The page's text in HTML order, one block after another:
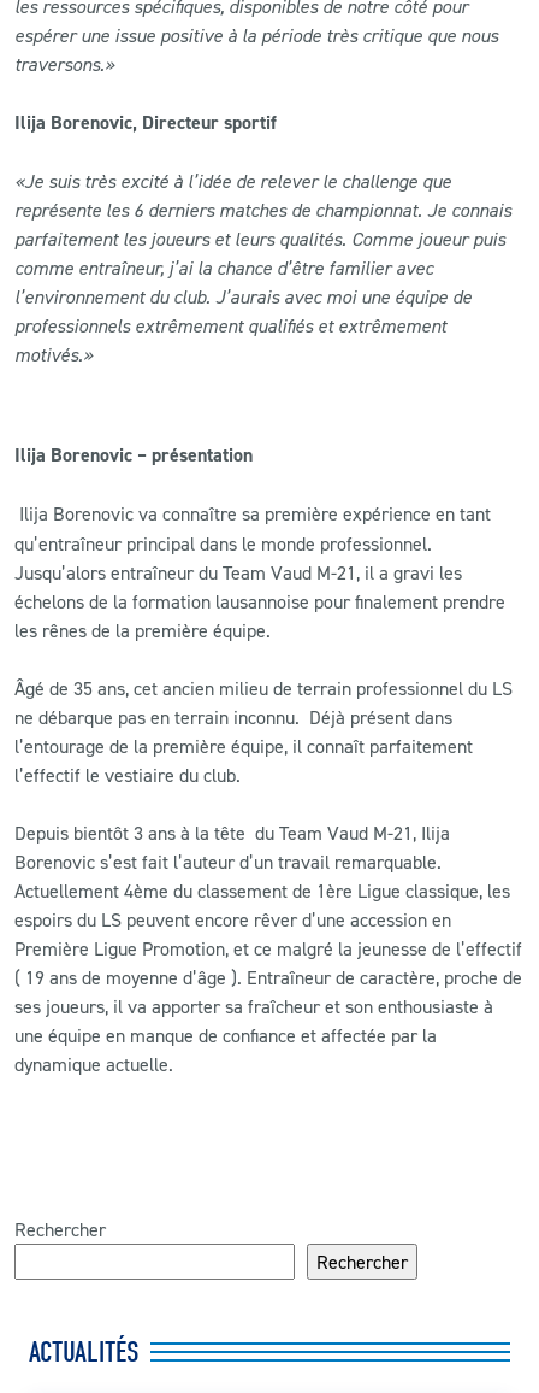
les ressources spécifiques, disponibles de notre côté pour
espérer une issue positive à la période très critique que nous
traversons.»
Ilija Borenovic, Directeur sportif
«Je suis très excité à l’idée de relever le challenge que
représente les 6 derniers matches de championnat. Je connais
parfaitement les joueurs et leurs qualités. Comme joueur puis
comme entraîneur, j’ai la chance d’être familier avec
l’environnement du club. J’aurais avec moi une équipe de
professionnels extrêmement qualifiés et extrêmement
motivés.»
Ilija Borenovic – présentation
Ilija Borenovic va connaître sa première expérience en tant
qu’entraîneur principal dans le monde professionnel.
Jusqu’alors entraîneur du Team Vaud M-21, il a gravi les
échelons de la formation lausannoise pour finalement prendre
les rênes de la première équipe.
Âgé de 35 ans, cet ancien milieu de terrain professionnel du LS
ne débarque pas en terrain inconnu. Déjà présent dans
l’entourage de la première équipe, il connaît parfaitement
l’effectif le vestiaire du club.
Depuis bientôt 3 ans à la tête du Team Vaud M-21, Ilija
Borenovic s’est fait l’auteur d’un travail remarquable.
Actuellement 4ème du classement de 1ère Ligue classique, les
espoirs du LS peuvent encore rêver d’une accession en
Première Ligue Promotion, et ce malgré la jeunesse de l’effectif
( 19 ans de moyenne d’âge ). Entraîneur de caractère, proche de
ses joueurs, il va apporter sa fraîcheur et son enthousiaste à
une équipe en manque de confiance et affectée par la
dynamique actuelle.
Rechercher
Rechercher
ACTUALITÉS